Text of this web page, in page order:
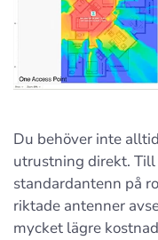
Du behöver inte
utrustning direkt.
standardantenn på
riktade antenner
mycket lägre